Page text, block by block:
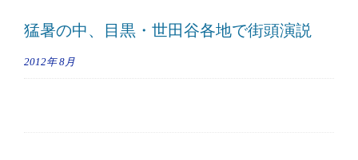
猛暑の中、目黒・世田谷各地で街頭演説
2012年 8月